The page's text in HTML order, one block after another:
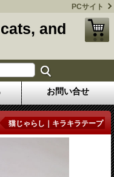
PCサイト
and
お問い合せ
猫じゃらし｜キラキラテープ